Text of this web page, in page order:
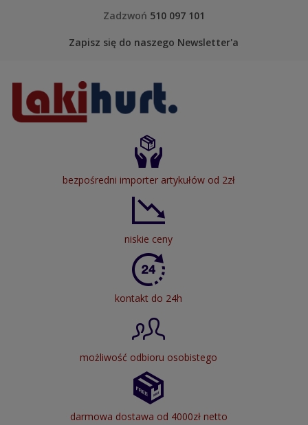
Zadzwoń 510 097 101
Zapisz się do naszego Newsletter'a
bezpośredni importer artykułów od 2zł
niskie ceny
kontakt do 24h
możliwość odbioru osobistego
darmowa dostawa od 4000zł netto